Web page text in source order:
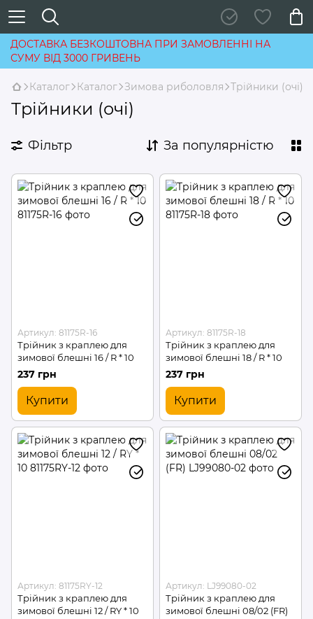
ДОСТАВКА БЕЗКОШТОВНА ПРИ ЗАМОВЛЕННІ НА
СУМУ ВІД 3000 ГРИВЕНЬ
Каталог Каталог Зимова риболовля Трійники (очі)
Трійники (очі)
Фільтр За популярністю
Артикул: 81175R-16
Трійник з краплею для
зимової блешні 16 / R * 10
237 грн
Купити
Артикул: 81175R-18
Трійник з краплею для
зимової блешні 18 / R * 10
237 грн
Купити
Артикул: 81175RY-12
Трійник з краплею для
зимової блешні 12 / RY * 10
Артикул: LJ99080-02
Трійник з краплею для
зимової блешні 08/02 (FR)